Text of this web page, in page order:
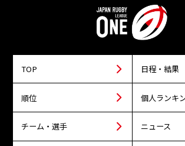
TOP 日程・結果
順位 個人ランキ
チーム・選手 ニュース